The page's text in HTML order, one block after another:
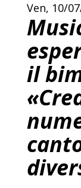
Ven, 10/
il